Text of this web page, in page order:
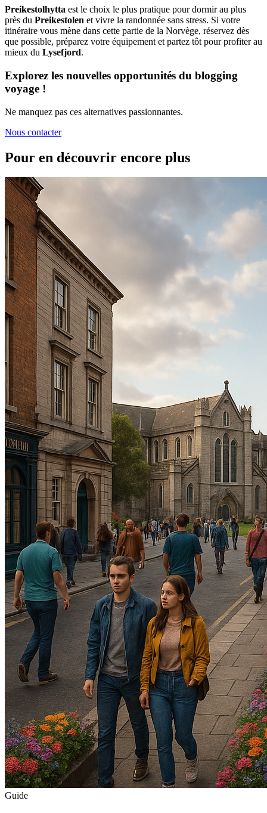
Preikestolhytta est le choix le plus pratique pour dormir au plus
près du Preikestolen et vivre la randonnée sans stress. Si votre
itinéraire vous mène dans cette partie de la Norvège, réservez dès
que possible, préparez votre équipement et partez tôt pour profiter au
mieux du Lysefjord.
Explorez les nouvelles opportunités du blogging
voyage !
Ne manquez pas ces alternatives passionnantes.
Nous contacter
Pour en découvrir encore plus
Guide